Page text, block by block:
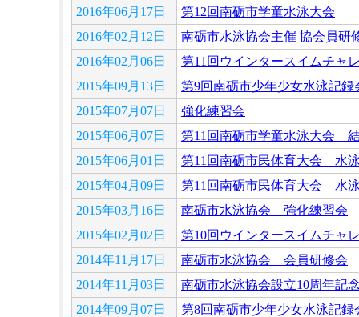
2016年06月17日
第12回南砺市学童水泳大会
2016年02月12日
南砺市水泳協会主催 協会員研
2016年02月06日
第11回ウインタースイムチャ
2015年09月13日
第9回南砺市少年少女水泳記録
2015年07月07日
強化練習会
2015年06月07日
第11回南砺市学童水泳大会
2015年06月01日
第11回南砺市民体育大会 水
2015年04月09日
第11回南砺市民体育大会 水
2015年03月16日
南砺市水泳協会 強化練習会
2015年02月02日
第10回ウインタースイムチャ
2014年11月17日
南砺市水泳協会 会員研修会
2014年11月03日
南砺市水泳協会設立10周年記
2014年09月07日
第8回南砺市少年少女水泳記録